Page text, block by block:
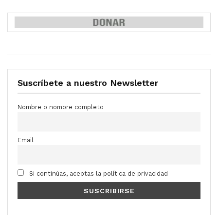
Suscríbete a nuestro Newsletter
Nombre o nombre completo
Email
Si continúas, aceptas la política de privacidad